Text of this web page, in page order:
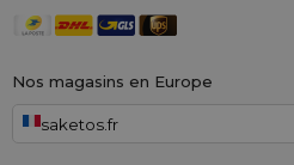
Nos magasins en Europe
saketos.fr